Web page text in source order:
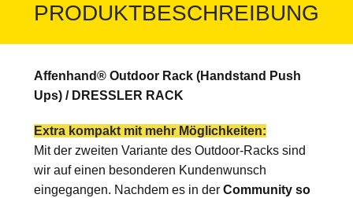
PRODUKTBESCHREIBUNG
Affenhand® Outdoor Rack (Handstand Push
Ups) / DRESSLER RACK
Extra kompakt mit mehr Möglichkeiten:
Mit der zweiten Variante des Outdoor-Racks sind
wir auf einen besonderen Kundenwunsch
eingegangen. Nachdem es in der Community so